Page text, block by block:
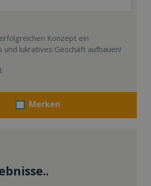
Konzept ein
und lukratives Geschäft aufbauen!
Merken